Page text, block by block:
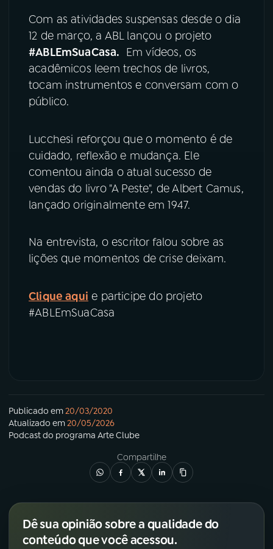
Com as atividades suspensas desde o dia
12 de março, a ABL lançou o projeto
#ABLEmSuaCasa. Em vídeos, os
acadêmicos leem trechos de livros,
tocam instrumentos e conversam com o
público.
Lucchesi reforçou que o momento é de
cuidado, reflexão e mudança. Ele
comentou ainda o atual sucesso de
vendas do livro "A Peste", de Albert Camus,
lançado originalmente em 1947.
Na entrevista, o escritor falou sobre as
lições que momentos de crise deixam.
Clique aqui e participe do projeto
#ABLEmSuaCasa
Publicado em20/03/2020
Atualizado em20/05/2026
Podcastdo programa Arte Clube
Compartilhe
Dê sua opinião sobre a qualidade do
conteúdo que você acessou.